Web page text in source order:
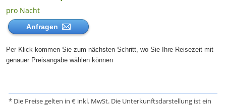
pro Nacht
Anfragen
Per Klick kommen Sie zum nächsten Schritt, wo Sie Ihre Reisezeit mit
genauer Preisangabe wählen können
* Die Preise gelten in € inkl. MwSt. Die Unterkunftsdarstellung ist ein